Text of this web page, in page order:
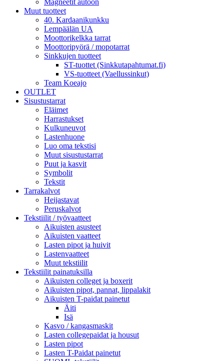
Muut tuotteet
40. Kardaanikunkku
Lempäälän UA
Moottorikelkka tarrat
Moottoripyörä / mopotarrat
Sinkkujen tuotteet
ST-tuottet (Sinkkutapahtumat.fi)
VS-tuotteet (Vaellussinkut)
Team Koeajo
OUTLET
Sisustustarrat
Eläimet
Harrastukset
Kulkuneuvot
Lastenhuone
Luo oma tekstisi
Muut sisustustarrat
Puut ja kasvit
Symbolit
Tekstit
Tarrakalvot
Heijastavat
Peruskalvot
Tekstiilit / työvaatteet
Aikuisten asusteet
Aikuisten vaatteet
Lasten pipot ja huivit
Lastenvaatteet
Muut tekstiilit
Tekstiilit painatuksilla
Aikuisten colleget ja boxerit
Aikuisten pipot, pannat, lippalakit
Aikuisten T-paidat painetut
Äiti
Isä
Kasvo / kangasmaskit
Lasten collegepaidat ja housut
Lasten pipot
Lasten T-Paidat painetut